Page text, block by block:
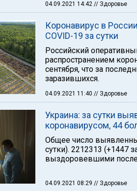
04.09.2021 14:42 // Здоровье
Коронавирус в
COVID-19 за сутки
Российский
распространением
сентября, что за
заразившихся.
04.09.2021 11:40 // Здоровье
Украина: за сутки
коронавирусом, 44
Общее число
сутки). 2212313 (+1447
выздоровевшими
04.09.2021 08:29 // Здоровье